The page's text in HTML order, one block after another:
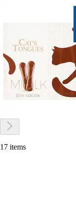
17 items